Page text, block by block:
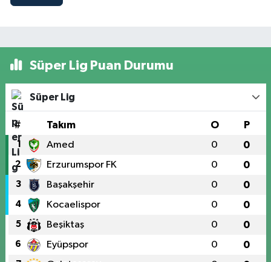
Süper Lig Puan Durumu
Süper Lig
# Takım O P
1 Amed 0 0
2 Erzurumspor FK 0 0
3 Başakşehir 0 0
4 Kocaelispor 0 0
5 Beşiktaş 0 0
6 Eyüpspor 0 0